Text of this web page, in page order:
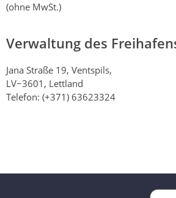
(ohne MwSt.)
Verwaltung des
Jana Straße 19, Ventspils,
LV−3601, Lettland
Telefon: (+371) 63623324